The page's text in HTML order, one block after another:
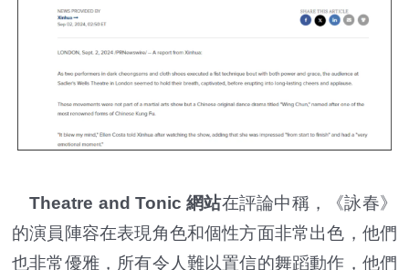
Theatre and Tonic 網站在評論中稱，《詠春》
的演員陣容在表現角色和個性方面非常出色，他們
也非常優雅，所有令人難以置信的舞蹈動作，他們